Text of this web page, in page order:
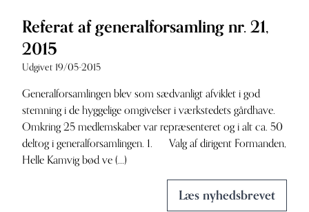
Referat af generalforsamling nr. 21,
2015
Udgivet 19/05-2015
Generalforsamlingen blev som sædvanligt afviklet i god
stemning i de hyggelige omgivelser i værkstedets gårdhave.
Omkring 25 medlemskaber var repræsenteret og i alt ca. 50
deltog i generalforsamlingen. 1. Valg af dirigent Formanden,
Helle Kamvig bød ve (...)
Læs nyhedsbrevet